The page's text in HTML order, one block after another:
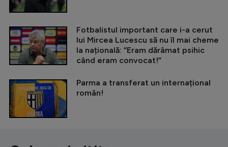
Fotbalistul important care i-a cerut
lui Mircea Lucescu să nu îl mai cheme
la națională: ”Eram dărâmat psihic
când eram convocat!”
Parma a transferat un internațional
român!